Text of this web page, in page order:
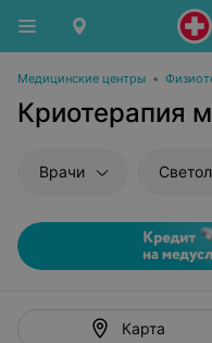
Медицинские центры •
Криотерапия
Врачи
Карта